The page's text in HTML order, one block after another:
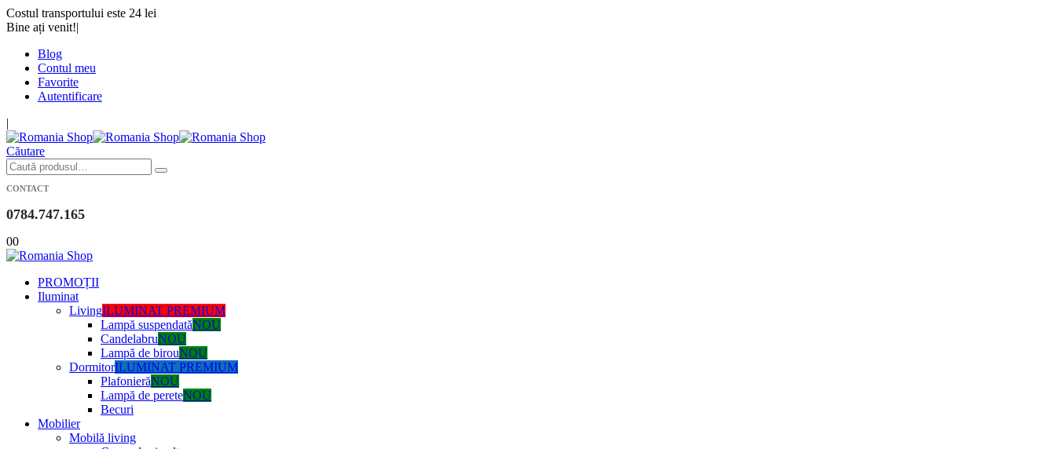
Costul transportului este 24 lei
Bine ați venit!|
Blog
Contul meu
Favorite
Autentificare
|
Căutare
CONTACT
0784.747.165
00
PROMOȚII
Iluminat
LivingILUMINAT PREMIUM
Lampă suspendatăNOU
CandelabruNOU
Lampă de birouNOU
DormitorILUMINAT PREMIUM
PlafonierăNOU
Lampă de pereteNOU
Becuri
Mobilier
Mobilă living